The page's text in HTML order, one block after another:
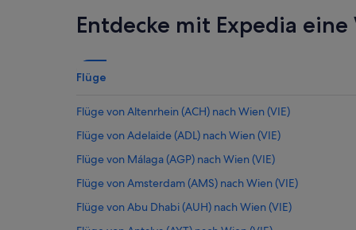
Entdecke mit Expedia
Flüge
Flüge von Altenrhein (ACH) nach Wien (VIE)
Flüge von Adelaide (ADL) nach Wien (VIE)
Flüge von Málaga (AGP) nach Wien (VIE)
Flüge von Amsterdam (AMS) nach Wien (VIE)
Flüge von Abu Dhabi (AUH) nach Wien (VIE)